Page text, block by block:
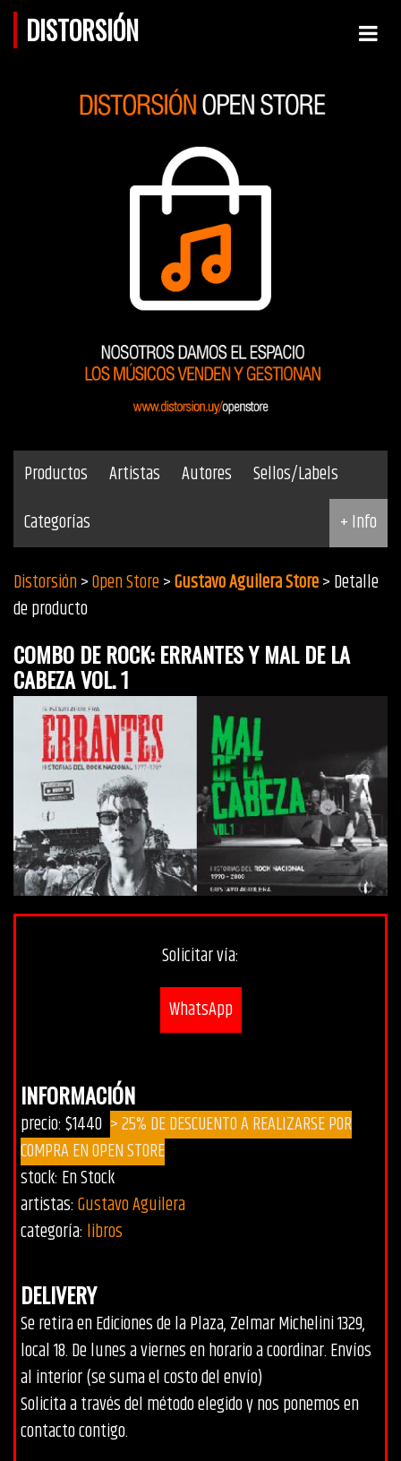
DISTORSIÓN
Productos Artistas Autores
Sellos/Labels
Categorías
+ Info
Distorsión>Open Store>Gustavo Aguilera Store> Detalle
de producto
COMBO DE ROCK: ERRANTES Y MAL DE LA
CABEZA VOL. 1
Solicitar vía:
WhatsApp
INFORMACIÓN
precio: $1440 > 25% DE DESCUENTO A REALIZARSE POR
COMPRA EN OPEN STORE
stock: En Stock
artistas:Gustavo Aguilera
categoría: libros
DELIVERY
Se retira en Ediciones de la Plaza, Zelmar Michelini 1329,
local 18. De lunes a viernes en horario a coordinar. Envíos
al interior (se suma el costo del envío)
Solicita a través del método elegido y nos ponemos en
contacto contigo.